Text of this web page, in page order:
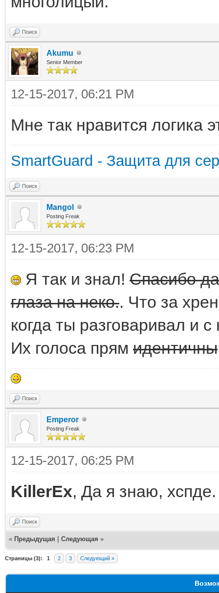
Поиск
Akumu
Senior Member
12-15-2017, 06:21 PM
Мне так нравится логика
SmartGuard - Защита для
Поиск
Mangol
Posting Freak
12-15-2017, 06:23 PM
Я так и знал! Спасибо
глаза на неко.. Что за
когда ты разговаривал и
Их голоса прям идентичны
Поиск
Emperor
Posting Freak
12-15-2017, 06:25 PM
KillerEx, Да я знаю,
Поиск
« Предыдущая Следующая »
Страницы (3): 1 2 3 Следующий »